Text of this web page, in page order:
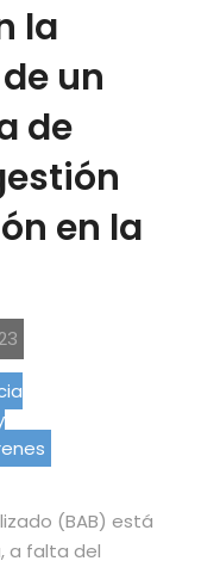
la
un
de
en la
(BAB) está
a falta del